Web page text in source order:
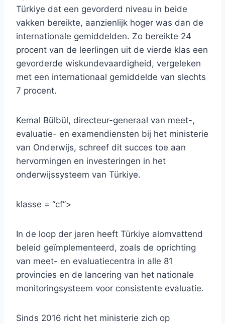
Türkiye dat een gevorderd niveau in beide
vakken bereikte, aanzienlijk hoger was dan de
internationale gemiddelden. Zo bereikte 24
procent van de leerlingen uit de vierde klas een
gevorderde wiskundevaardigheid, vergeleken
met een internationaal gemiddelde van slechts
7 procent.
Kemal Bülbül, directeur-generaal van meet-,
evaluatie- en examendiensten bij het ministerie
van Onderwijs, schreef dit succes toe aan
hervormingen en investeringen in het
onderwijssysteem van Türkiye.
klasse = “cf”>
In de loop der jaren heeft Türkiye alomvattend
beleid geïmplementeerd, zoals de oprichting
van meet- en evaluatiecentra in alle 81
provincies en de lancering van het nationale
monitoringsysteem voor consistente evaluatie.
Sinds 2016 richt het ministerie zich op